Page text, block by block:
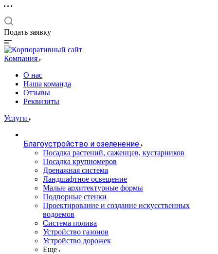
Подать заявку
Компания
О нас
Наша команда
Отзывы
Реквизиты
Услуги
Благоустройство и озеленение
Посадка растений, саженцев, кустарников
Посадка крупномеров
Дренажная система
Ландшафтное освещение
Малые архитектурные формы
Подпорные стенки
Проектирование и создание искусственных
водоемов
Система полива
Устройство газонов
Устройство дорожек
Еще